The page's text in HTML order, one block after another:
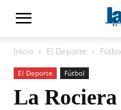
Inicio El Deporte
El Deporte Fútbol
La